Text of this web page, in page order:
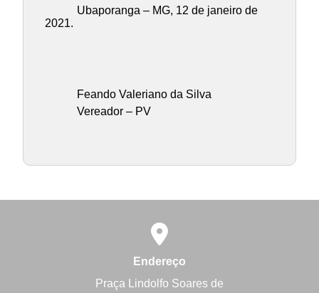
Ubaporanga – MG, 12 de janeiro de
2021.
Feando Valeriano da Silva
Vereador – PV
Endereço
Praça Lindolfo Soares de